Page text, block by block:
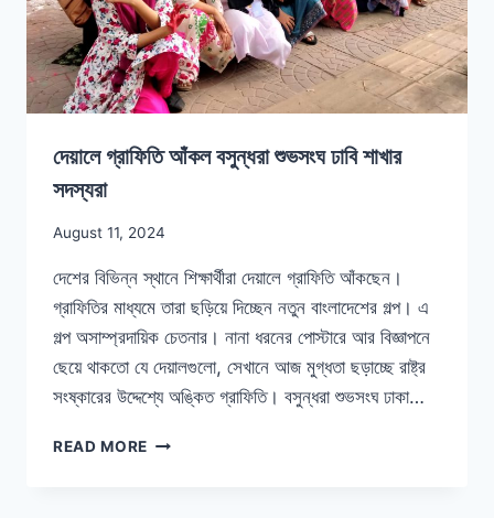
দেয়ালে গ্রাফিতি আঁকল বসুন্ধরা শুভসংঘ ঢাবি শাখার
সদস্যরা
August 11, 2024
দেশের বিভিন্ন স্থানে শিক্ষার্থীরা দেয়ালে গ্রাফিতি আঁকছেন।
গ্রাফিতির মাধ্যমে তারা ছড়িয়ে দিচ্ছেন নতুন বাংলাদেশের গল্প। এ
গল্প অসাম্প্রদায়িক চেতনার। নানা ধরনের পোস্টারে আর বিজ্ঞাপনে
ছেয়ে থাকতো যে দেয়ালগুলো, সেখানে আজ মুগ্ধতা ছড়াচ্ছে রাষ্ট্র
সংষ্কারের উদ্দেশ্যে অঙ্কিত গ্রাফিতি। বসুন্ধরা শুভসংঘ ঢাকা…
READ MORE